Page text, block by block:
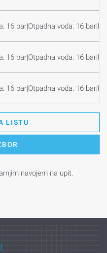
16 bar|Otpadna voda: 16
16 bar|Otpadna voda: 16
16 bar|Otpadna voda: 16
LISTU
navojem na upit.